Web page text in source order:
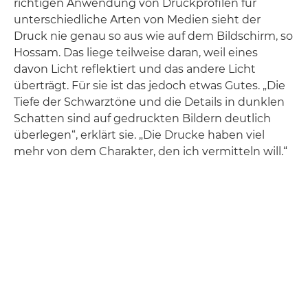
richtigen Anwendung von Druckprofilen für
unterschiedliche Arten von Medien sieht der
Druck nie genau so aus wie auf dem Bildschirm, so
Hossam. Das liege teilweise daran, weil eines
davon Licht reflektiert und das andere Licht
überträgt. Für sie ist das jedoch etwas Gutes. „Die
Tiefe der Schwarztöne und die Details in dunklen
Schatten sind auf gedruckten Bildern deutlich
überlegen“, erklärt sie. „Die Drucke haben viel
mehr von dem Charakter, den ich vermitteln will.“